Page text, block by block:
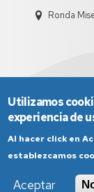
Ronda
Política
Utilizamos
experiencia de
Al hacer click en
establezcamos
Aceptar